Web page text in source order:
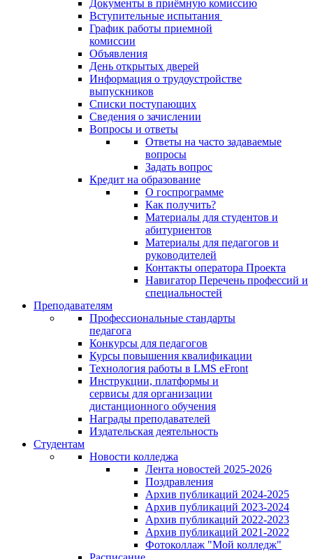
Документы в приёмную комиссию
Вступительные испытания
График работы приемной
комиссии
Объявления
День открытых дверей
Информация о трудоустройстве
выпускников
Списки поступающих
Сведения о зачислении
Вопросы и ответы
Ответы на часто задаваемые
вопросы
Задать вопрос
Кредит на образование
О госпрограмме
Как получить?
Материалы для студентов и
абитуриентов
Материалы для педагогов и
руководителей
Контакты оператора Проекта
Навигатор Перечень профессий и
специальностей
Преподавателям
Профессиональные стандарты
педагога
Конкурсы для педагогов
Курсы повышения квалификации
Технология работы в LMS eFront
Инструкции, платформы и
сервисы для организации
дистанционного обучения
Награды преподавателей
Издательская деятельность
Студентам
Новости колледжа
Лента новостей 2025-2026
Поздравления
Архив публикаций 2024-2025
Архив публикаций 2023-2024
Архив публикаций 2022-2023
Архив публикаций 2021-2022
Фотоколлаж "Мой колледж"